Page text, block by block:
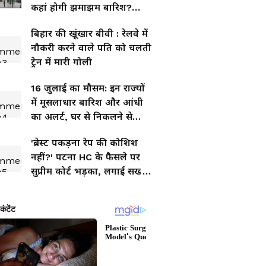
कहां होगी झमाझम बारिश?
हाल
बिहार की खूंखार बीवी : रेलवे में
नौकरी करने वाले पति को चलती
ट्रेन में मारी गोली
16 जुलाई का मौसम: इन राज्यों
में मूसलाधार बारिश और आंधी
का अलर्ट, घर से निकलने से
'ब्रेस्ट पकड़ना रेप की कोशिश
नहीं?' पटना HC के फैसले पर
सुप्रीम कोर्ट भड़का, लगाई सख्त